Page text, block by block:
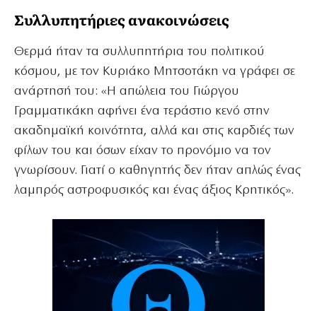
Συλλυπητήριες ανακοινώσεις
Θερμά ήταν τα συλλυπητήρια του πολιτικού
κόσμου, με τον Κυριάκο Μητσοτάκη να γράφει σε
ανάρτησή του: «Η απώλεια του Γιώργου
Γραμματικάκη αφήνει ένα τεράστιο κενό στην
ακαδημαϊκή κοινότητα, αλλά και στις καρδιές των
φίλων του και όσων είχαν το προνόμιο να τον
γνωρίσουν. Γιατί ο καθηγητής δεν ήταν απλώς ένας
λαμπρός αστροφυσικός και ένας άξιος Κρητικός».